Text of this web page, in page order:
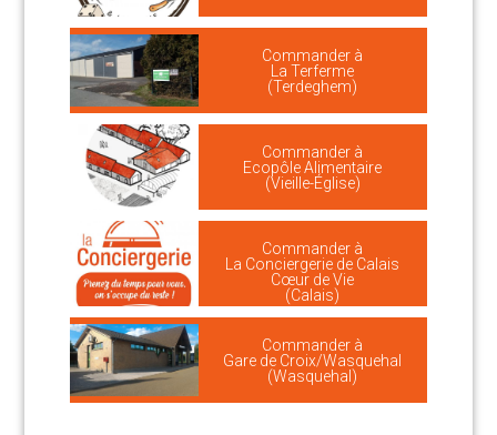
Commander à
La Terferme
(Terdeghem)
Commander à
Ecopôle Alimentaire
(Vieille-Église)
Commander à
La Conciergerie de Calais
Cœur de Vie
(Calais)
Commander à
Gare de Croix/Wasquehal
(Wasquehal)